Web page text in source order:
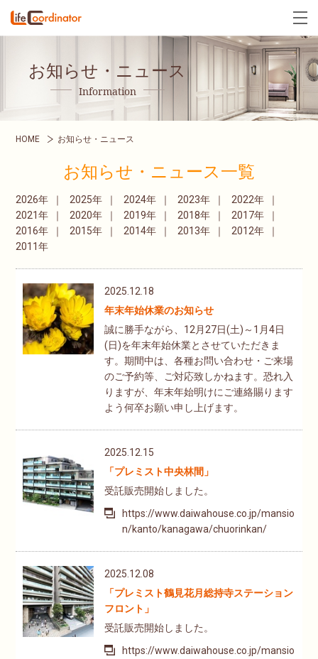
お知らせ・ニュース
Information
HOME お知らせ・ニュース
お知らせ・ニュース一覧
2026年 2025年 2024年 2023年
2022年
2021年
2020年 2019年 2018年
2017年
2016年
2015年 2014年 2013年
2012年
2011年
2025.12.18
年末年始休業のお知らせ
誠に勝手ながら、12月27日(土)～1月4日
(日)を年末年始休業とさせていただきま
す。期間中は、各種お問い合わせ・ご来場
のご予約等、ご対応致しかねます。恐れ入
りますが、年末年始明けにご連絡賜ります
よう何卒お願い申し上げます。
2025.12.15
「プレミスト中央林間」
受託販売開始しました。
https://www.daiwahouse.co.jp/mansio
n/kanto/kanagawa/chuorinkan/
2025.12.08
「プレミスト鶴見花月総持寺ステーション
フロント」
受託販売開始しました。
https://www.daiwahouse.co.jp/mansio